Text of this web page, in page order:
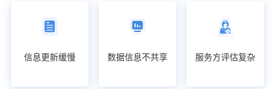
信息更新缓慢 数据信息不共享 服务方评估复杂